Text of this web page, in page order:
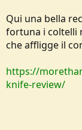
Qui una bella
fortuna i coltelli
che affligge il
https://
knife-review/